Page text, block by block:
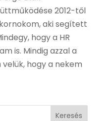
2012-től
aki segített
hogy a HR
is. Mindig azzal a
hogy a nekem
Keresés